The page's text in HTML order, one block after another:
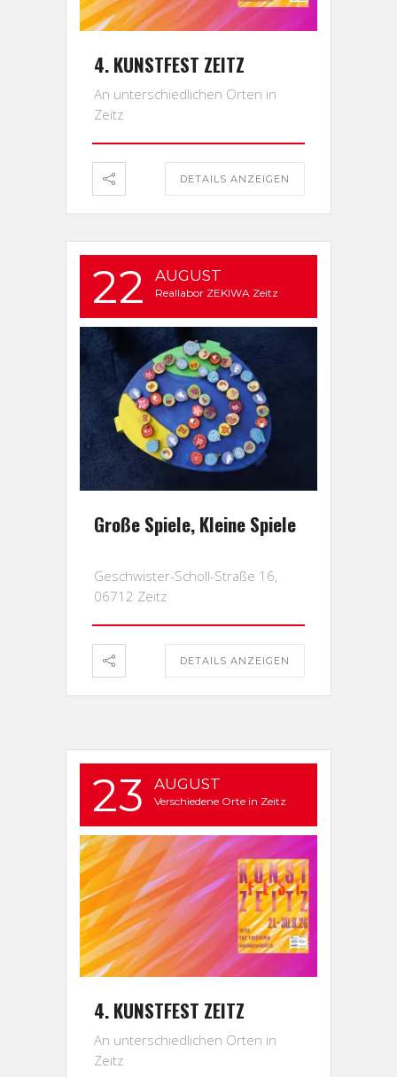
4. KUNSTFEST ZEITZ
An unterschiedlichen Orten in
Zeitz
DETAILS ANZEIGEN
22 AUGUST
Reallabor ZEKIWA Zeitz
Große Spiele, Kleine Spiele
Geschwister-Scholl-Straße 16,
06712 Zeitz
DETAILS ANZEIGEN
23 AUGUST
Verschiedene Orte in Zeitz
4. KUNSTFEST ZEITZ
An unterschiedlichen Orten in
Zeitz